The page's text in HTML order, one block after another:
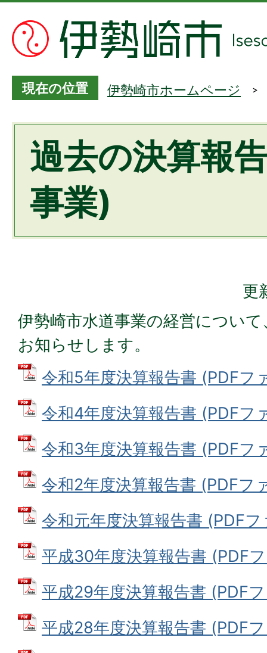
現在の位置 伊勢崎市ホームページ
過去の決算報
事業)
更
伊勢崎市水道事業の経営につい
お知らせします。
令和5年度決算報告書 (PDFフ
令和4年度決算報告書 (PDFフ
令和3年度決算報告書 (PDFフ
令和2年度決算報告書 (PDFフ
令和元年度決算報告書 (PDF
平成30年度決算報告書 (PDF
平成29年度決算報告書 (PDF
平成28年度決算報告書 (PDF